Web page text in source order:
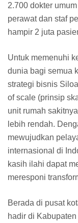
2.700 dokter
perawat dan staf
hampir 2 juta
Untuk memenuhi
dunia bagi semua
strategi bisnis
of scale (prinsip
unit rumah
lebih rendah.
mewujudkan
internasional di
kasih ilahi dapat
meresponi
Berada di pusat
hadir di